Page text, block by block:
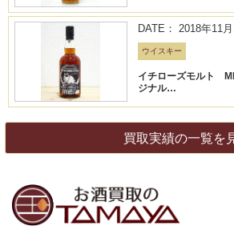
DATE： 2018年11月
ウイスキー
イチローズモルト
ジナル…
買取実績の一覧を